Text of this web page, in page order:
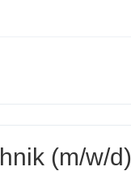
(m/w/d)